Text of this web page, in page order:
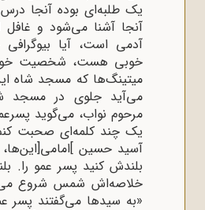
یک طلبه‌ای بوده آنجا
آنجا آشنا می‌شود و غافل
آدمی است، آیا
خوبی هست، شخصیت
میتینگ‌ها که مسجد شاه
می‌آید جلوی در مسجد
مرحوم نواب، می‌گوید
یک چند کلمه‌ای صحبت
آسید حسین
بلندش کنید پسر عمو را.
خلاصه‌اش شمس شروع
«به سیدها می‌گفتند پسر